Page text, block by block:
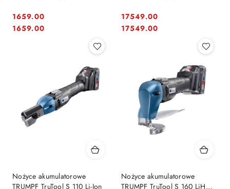
Cena:
1659.00
Cena:
1659.00 Cena:
17549.00
Cena:
17549.00
Nożyce akumulatorowe
TRUMPF TruTool S 110 Li-Ion
Nożyce akumulatorowe
TRUMPF TruTool S 160 LiHD